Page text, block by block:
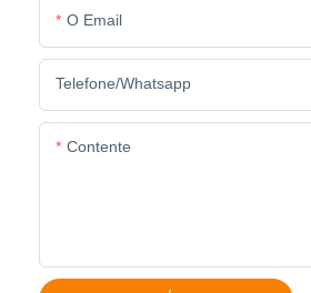
O Email
Telefone/whatsapp
Contente